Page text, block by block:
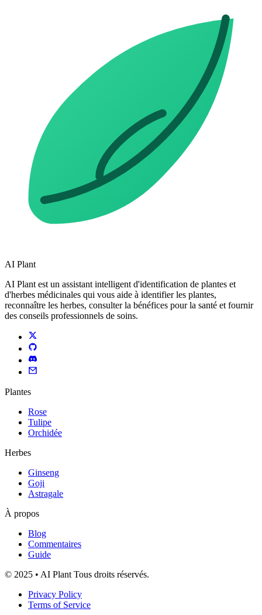
AI Plant
AI Plant est un assistant intelligent d'identification de plantes et
d'herbes médicinales qui vous aide à identifier les plantes,
reconnaître les herbes, consulter la bénéfices pour la santé et fournir
des conseils professionnels de soins.
Plantes
Rose
Tulipe
Orchidée
Herbes
Ginseng
Goji
Astragale
À propos
Blog
Commentaires
Guide
© 2025 • AI Plant Tous droits réservés.
Privacy Policy
Terms of Service